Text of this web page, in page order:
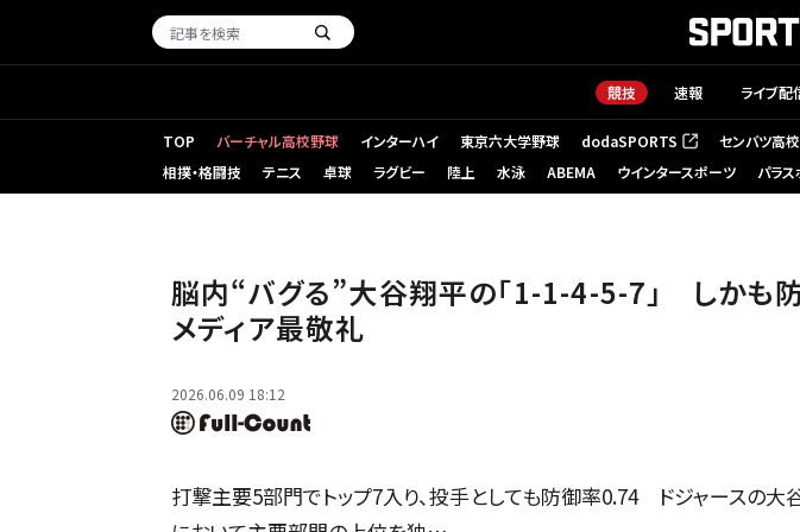
競技 速報 ライブ配
TOP バーチャル高校野球 インターハイ 東京六大学野球 dodaSPORTS
（新しいタブで開く） センバツ高
相撲・格闘技
テニス 卓球 ラグビー 陸上 水泳 ABEMA ウインタースポーツ パラ
脳内“バグる”大谷翔平の「1-1-4-5-7」 しかも
メディア最敬礼
2026.06.09 18:12
打撃主要5部門でトップ7入り、投手としても防御率0.74 ドジャースの大